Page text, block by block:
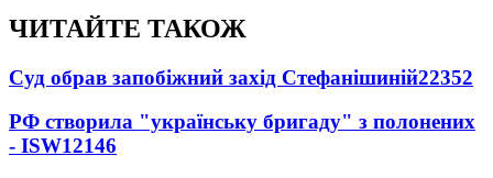
ЧИТАЙТЕ ТАКОЖ
Суд обрав запобіжний захід Стефанішиній22352
РФ створила "українську бригаду" з полонених
- ISW12146